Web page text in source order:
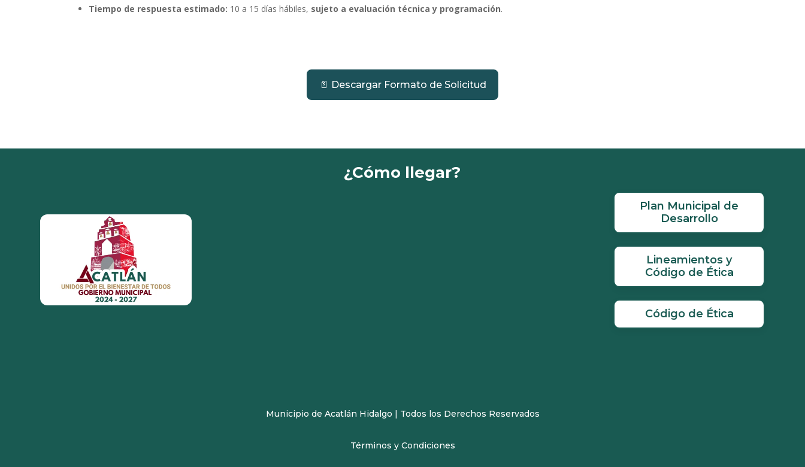
Tiempo de respuesta estimado: 10 a 15 días hábiles, sujeto a evaluación técnica y programación.
📄 Descargar Formato de Solicitud
¿Cómo llegar?
Plan Municipal de
Desarrollo
Lineamientos y
Código de Ética
Código de Ética
Municipio de Acatlán Hidalgo | Todos los Derechos Reservados
Términos y Condiciones